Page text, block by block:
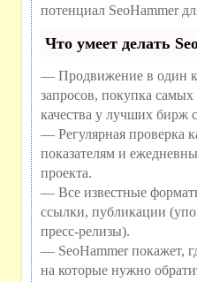
потенциал SeoHammer
Что умеет делать
— Продвижение в один
запросов, покупка
качества у лучших бирж
— Регулярная проверка
показателям и
проекта.
— Все известные
ссылки, публикации
пресс-релизы).
— SeoHammer покажет,
на которые нужно